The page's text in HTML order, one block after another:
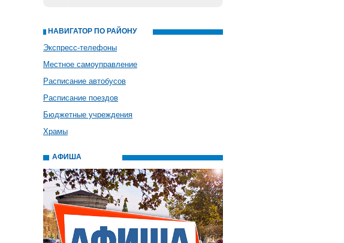
НАВИГАТОР ПО РАЙОНУ
Экспресс-телефоны
Местное самоуправление
Расписание автобусов
Расписание поездов
Бюджетные учреждения
Храмы
АФИША